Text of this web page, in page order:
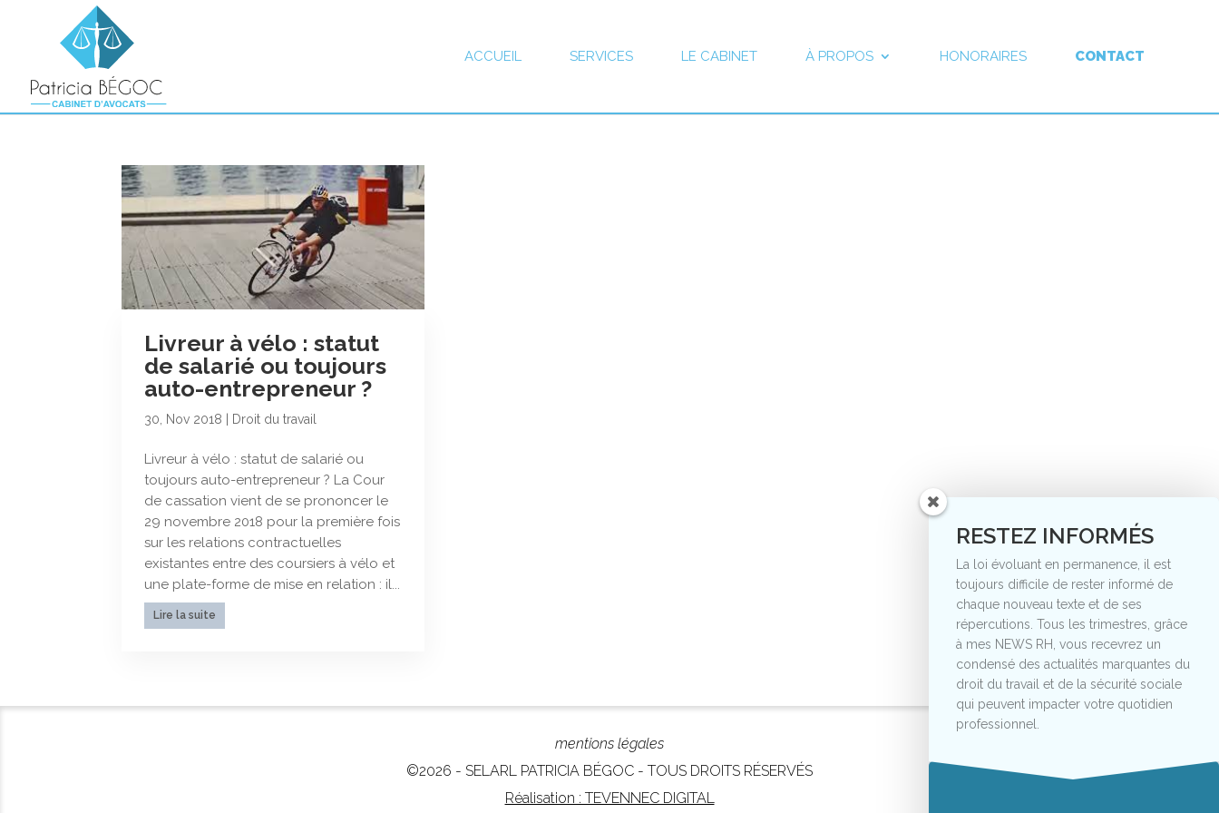
ACCUEIL SERVICES LE CABINET À PROPOS HONORAIRES CONTACT
Livreur à vélo : statut
de salarié ou toujours
auto-entrepreneur ?
30, Nov 2018 Droit du travail
Livreur à vélo : statut de salarié ou
toujours auto-entrepreneur ? La Cour
de cassation vient de se prononcer le
29 novembre 2018 pour la première fois
sur les relations contractuelles
existantes entre des coursiers à vélo et
une plate-forme de mise en relation : il...
Lire la suite
mentions légales
©2026 - SELARL PATRICIA BÉGOC - TOUS DROITS RÉSERVÉS
Réalisation : TEVENNEC DIGITAL
RESTEZ INFORMÉS
La loi évoluant en permanence, il est
toujours difficile de rester informé de
chaque nouveau texte et de ses
répercutions. Tous les trimestres, grâce
à mes NEWS RH, vous recevrez un
condensé des actualités marquantes du
droit du travail et de la sécurité sociale
qui peuvent impacter votre quotidien
professionnel.